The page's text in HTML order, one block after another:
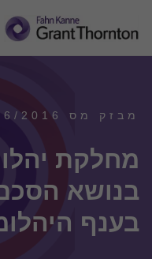
מבזק מס 16/2016
מחלקת
בנושא
בענף